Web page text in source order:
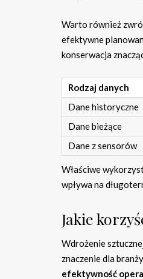
Warto również
efektywne
konserwacja
Rodzaj danych
Dane historyczne
Dane bieżące
Dane z sensorów
Właściwe
wpływa na
Jakie
Wdrożenie
znaczenie dla
efektywność